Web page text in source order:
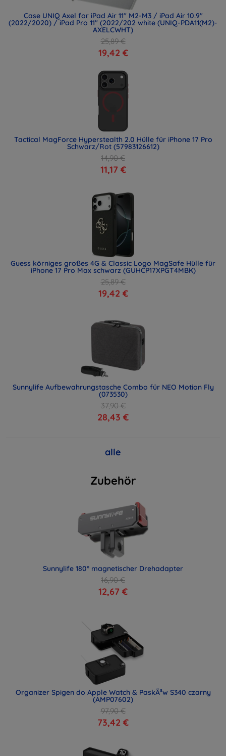
Case UNIQ Axel for iPad Air 11" M2-M3 / iPad Air 10.9"
(2022/2020) / iPad Pro 11" (2022/202 white (UNIQ-PDA11(M2)-
AXELCWHT)
25,89 €
19,42 €
Tactical MagForce Hyperstealth 2.0 Hülle für iPhone 17 Pro
Schwarz/Rot (57983126612)
14,90 €
11,17 €
Guess körniges großes 4G & Classic Logo MagSafe Hülle für
iPhone 17 Pro Max schwarz (GUHCP17XPGT4MBK)
25,89 €
19,42 €
Sunnylife Aufbewahrungstasche Combo für NEO Motion Fly
(073530)
37,90 €
28,43 €
alle
Zubehör
Sunnylife 180° magnetischer Drehadapter
16,90 €
12,67 €
Organizer Spigen do Apple Watch & PaskÃ³w S340 czarny
(AMP07602)
97,90 €
73,42 €